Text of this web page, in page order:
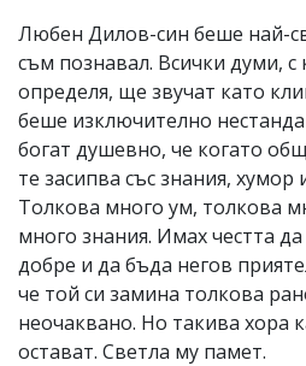
Любен Дилов-син беше най-
съм познавал. Всички думи, с
определя, ще звучат като
беше изключително
богат душевно, че когато
те засипва със знания, хумор
Толкова много ум, толкова
много знания. Имах честта
добре и да бъда негов
че той си замина толкова
неочаквано. Но такива хора
остават. Светла му памет.